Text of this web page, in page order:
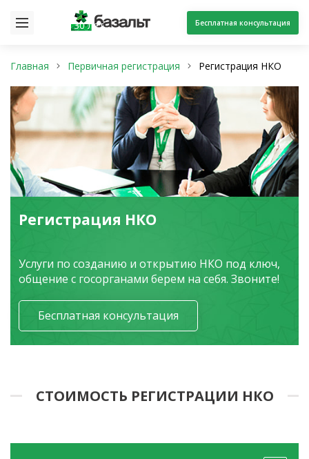
30 лет Бесплатная консультация
Главная Первичная регистрация Регистрация НКО
Регистрация НКО
Услуги по созданию и открытию НКО под ключ,
общение с госорганами берем на себя. Звоните!
Бесплатная консультация
СТОИМОСТЬ РЕГИСТРАЦИИ НКО